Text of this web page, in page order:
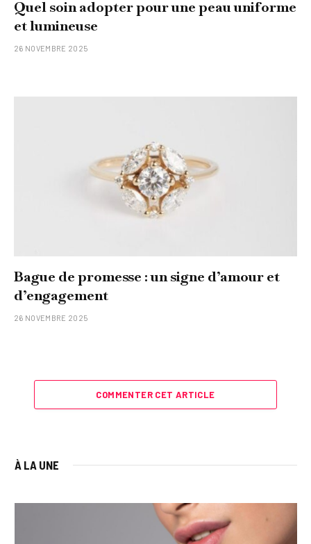
Quel soin adopter pour une peau uniforme
et lumineuse
26 NOVEMBRE 2025
Bague de promesse : un signe d’amour et
d’engagement
26 NOVEMBRE 2025
COMMENTER CET ARTICLE
À LA UNE